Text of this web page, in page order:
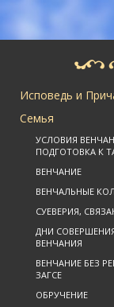
Исповедь и
Семья
УСЛОВИЯ
ПОДГОТОВКА К
ВЕНЧАНИЕ
ВЕНЧАЛЬНЫЕ
СУЕВЕРИЯ,
ДНИ
ВЕНЧАНИЯ
ВЕНЧАНИЕ БЕЗ
ЗАГСЕ
ОБРУЧЕНИЕ